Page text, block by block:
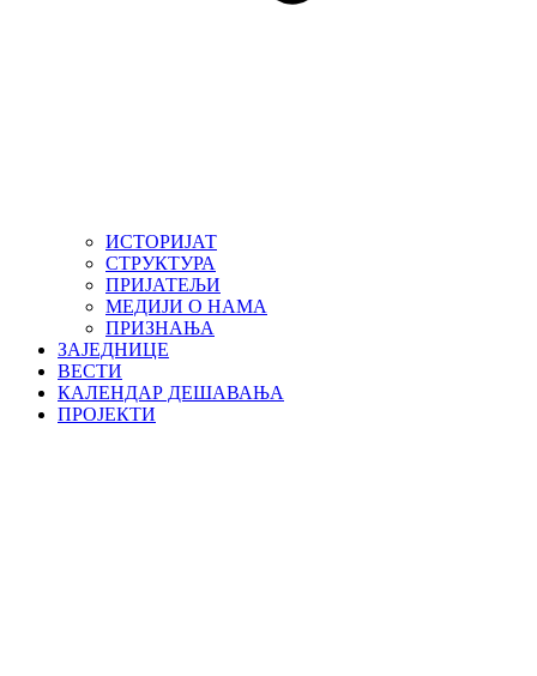
ИСТОРИЈАТ
СТРУКТУРА
ПРИЈАТЕЉИ
МЕДИЈИ О НАМА
ПРИЗНАЊА
ЗАЈЕДНИЦЕ
ВЕСТИ
КАЛЕНДАР ДЕШАВАЊА
ПРОЈЕКТИ